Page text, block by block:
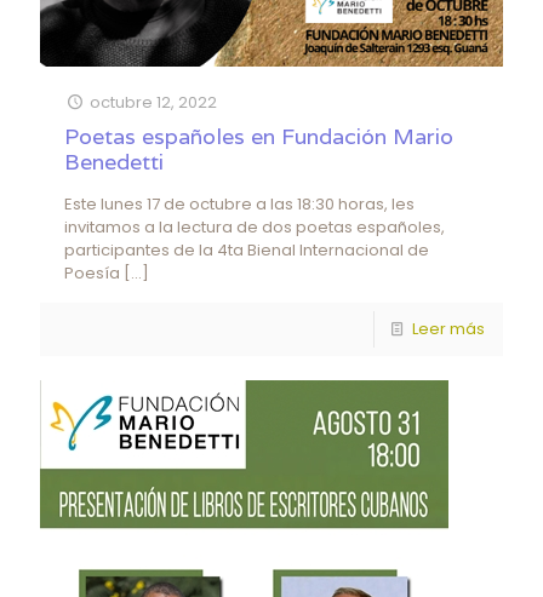
octubre 12, 2022
Poetas españoles en Fundación Mario
Benedetti
Este lunes 17 de octubre a las 18:30 horas, les
invitamos a la lectura de dos poetas españoles,
participantes de la 4ta Bienal Internacional de
Poesía […]
Leer más